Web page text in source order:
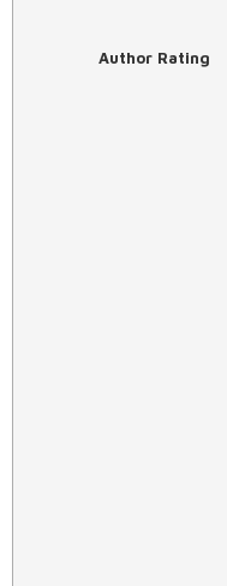
Author Rating